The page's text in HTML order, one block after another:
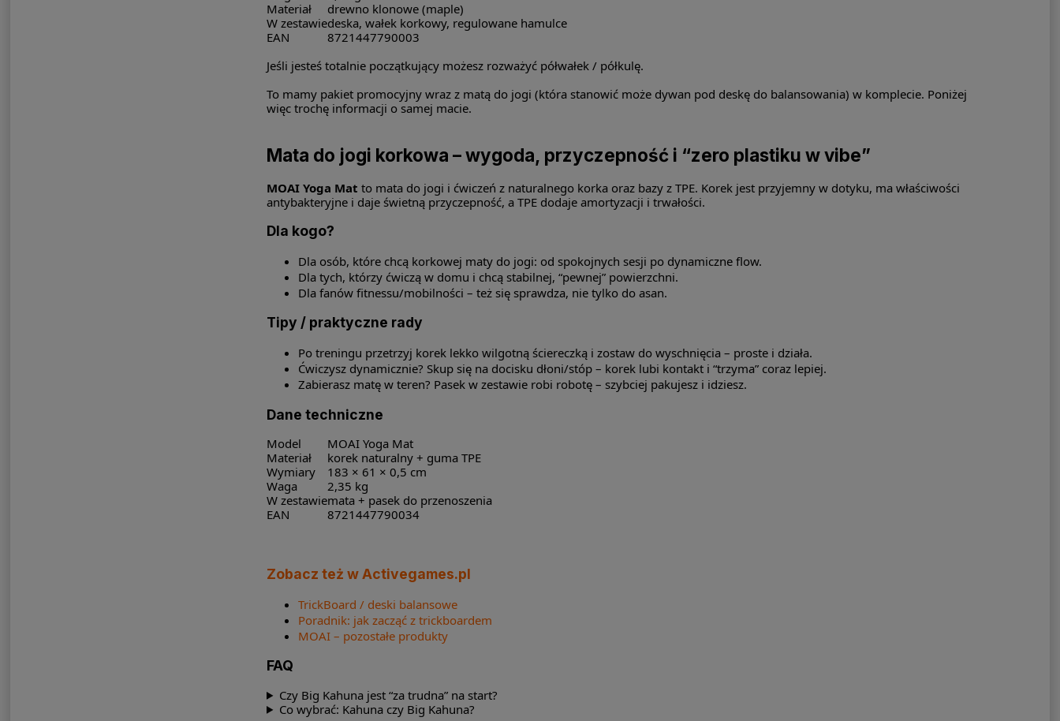
Materiał
drewno klonowe (maple)
W zestawiedeska, wałek korkowy, regulowane hamulce
EAN
8721447790003
Jeśli jesteś totalnie początkujący możesz rozważyć półwałek / półkulę.
To mamy pakiet promocyjny wraz z matą do jogi (która stanowić może dywan pod deskę do balansowania) w komplecie. Poniżej
więc trochę informacji o samej macie.
Mata do jogi korkowa – wygoda, przyczepność i “zero plastiku w vibe”
MOAI Yoga Mat to mata do jogi i ćwiczeń z naturalnego korka oraz bazy z TPE. Korek jest przyjemny w dotyku, ma właściwości
antybakteryjne i daje świetną przyczepność, a TPE dodaje amortyzacji i trwałości.
Dla kogo?
Dla osób, które chcą korkowej maty do jogi: od spokojnych sesji po dynamiczne flow.
Dla tych, którzy ćwiczą w domu i chcą stabilnej, “pewnej” powierzchni.
Dla fanów fitnessu/mobilności – też się sprawdza, nie tylko do asan.
Tipy / praktyczne rady
Po treningu przetrzyj korek lekko wilgotną ściereczką i zostaw do wyschnięcia – proste i działa.
Ćwiczysz dynamicznie? Skup się na docisku dłoni/stóp – korek lubi kontakt i “trzyma” coraz lepiej.
Zabierasz matę w teren? Pasek w zestawie robi robotę – szybciej pakujesz i idziesz.
Dane techniczne
Model
MOAI Yoga Mat
Materiał
korek naturalny + guma TPE
Wymiary
183 × 61 × 0,5 cm
Waga
2,35 kg
W zestawiemata + pasek do przenoszenia
EAN
8721447790034
Zobacz też w Activegames.pl
TrickBoard / deski balansowe
Poradnik: jak zacząć z trickboardem
MOAI – pozostałe produkty
FAQ
Czy Big Kahuna jest “za trudna” na start?
Co wybrać: Kahuna czy Big Kahuna?